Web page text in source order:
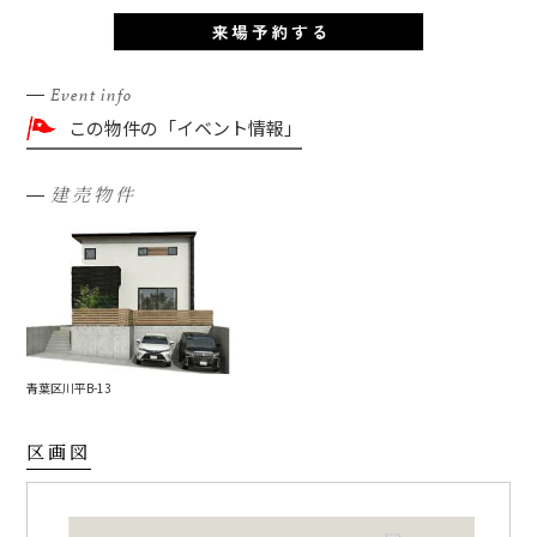
Event info
この物件の「イベント情報」
建売物件
青葉区川平B-13
区画図